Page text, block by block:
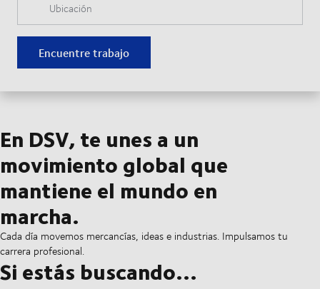
Ubicación
Encuentre trabajo
En DSV, te unes a un
movimiento global que
mantiene el mundo en
marcha.
Cada día movemos mercancías, ideas e industrias. Impulsamos tu
carrera profesional.
Si estás buscando...